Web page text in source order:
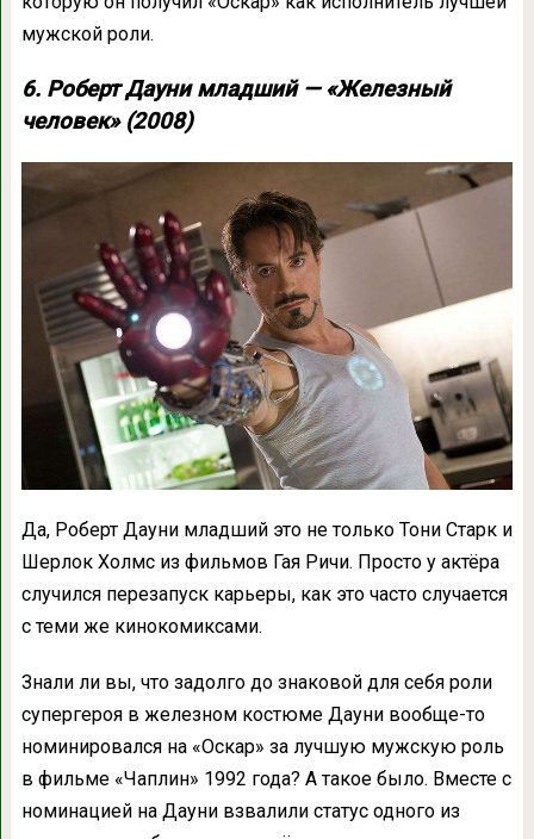
мужской роли.
6. Роберт Дауни младший — «Железный
человек» (2008)
Да, Роберт Дауни младший это не только Тони Старк и
Шерлок Холмс из фильмов Гая Ричи. Просто у актёра
случился перезапуск карьеры, как это часто случается
с теми же кинокомиксами.
Знали ли вы, что задолго до знаковой для себя роли
супергероя в железном костюме Дауни вообще-то
номинировался на «Оскар» за лучшую мужскую роль
в фильме «Чаплин» 1992 года? А такое было. Вместе с
номинацией на Дауни взвалили статус одного из